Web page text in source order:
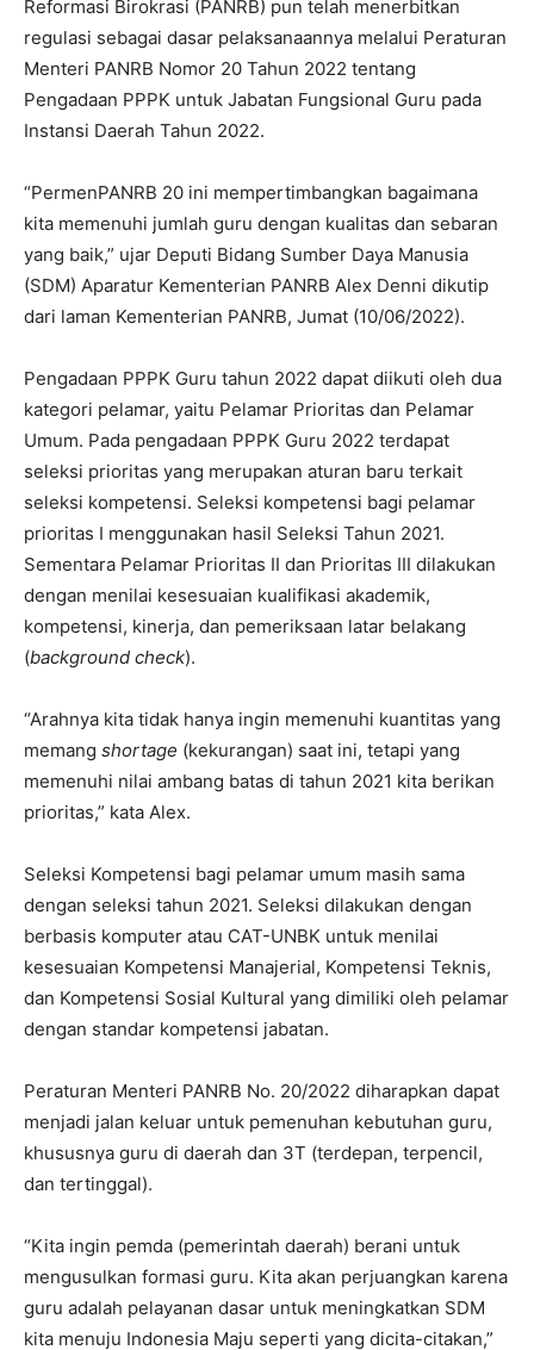
Reformasi Birokrasi (PANRB) pun telah menerbitkan
regulasi sebagai dasar pelaksanaannya melalui Peraturan
Menteri PANRB Nomor 20 Tahun 2022 tentang
Pengadaan PPPK untuk Jabatan Fungsional Guru pada
Instansi Daerah Tahun 2022.
“PermenPANRB 20 ini mempertimbangkan bagaimana
kita memenuhi jumlah guru dengan kualitas dan sebaran
yang baik,” ujar Deputi Bidang Sumber Daya Manusia
(SDM) Aparatur Kementerian PANRB Alex Denni dikutip
dari laman Kementerian PANRB, Jumat (10/06/2022).
Pengadaan PPPK Guru tahun 2022 dapat diikuti oleh dua
kategori pelamar, yaitu Pelamar Prioritas dan Pelamar
Umum. Pada pengadaan PPPK Guru 2022 terdapat
seleksi prioritas yang merupakan aturan baru terkait
seleksi kompetensi. Seleksi kompetensi bagi pelamar
prioritas I menggunakan hasil Seleksi Tahun 2021.
Sementara Pelamar Prioritas II dan Prioritas III dilakukan
dengan menilai kesesuaian kualifikasi akademik,
kompetensi, kinerja, dan pemeriksaan latar belakang
(background check).
“Arahnya kita tidak hanya ingin memenuhi kuantitas yang
memang shortage (kekurangan) saat ini, tetapi yang
memenuhi nilai ambang batas di tahun 2021 kita berikan
prioritas,” kata Alex.
Seleksi Kompetensi bagi pelamar umum masih sama
dengan seleksi tahun 2021. Seleksi dilakukan dengan
berbasis komputer atau CAT-UNBK untuk menilai
kesesuaian Kompetensi Manajerial, Kompetensi Teknis,
dan Kompetensi Sosial Kultural yang dimiliki oleh pelamar
dengan standar kompetensi jabatan.
Peraturan Menteri PANRB No. 20/2022 diharapkan dapat
menjadi jalan keluar untuk pemenuhan kebutuhan guru,
khususnya guru di daerah dan 3T (terdepan, terpencil,
dan tertinggal).
“Kita ingin pemda (pemerintah daerah) berani untuk
mengusulkan formasi guru. Kita akan perjuangkan karena
guru adalah pelayanan dasar untuk meningkatkan SDM
kita menuju Indonesia Maju seperti yang dicita-citakan,”